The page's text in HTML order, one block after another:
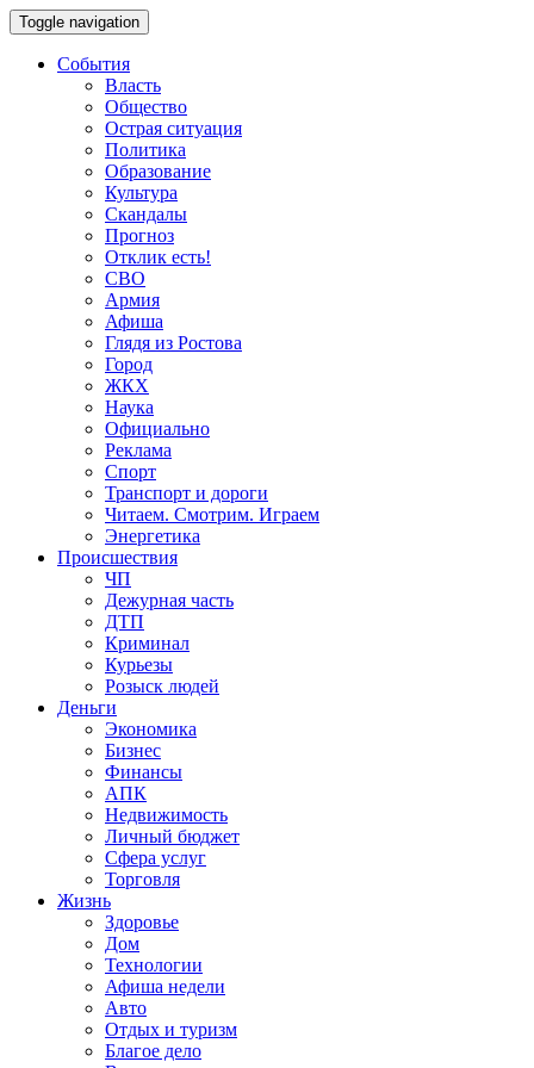
Toggle navigation
События
Власть
Общество
Острая ситуация
Политика
Образование
Культура
Скандалы
Прогноз
Отклик есть!
СВО
Армия
Афиша
Глядя из Ростова
Город
ЖКХ
Наука
Официально
Реклама
Спорт
Транспорт и дороги
Читаем. Смотрим. Играем
Энергетика
Происшествия
ЧП
Дежурная часть
ДТП
Криминал
Курьезы
Розыск людей
Деньги
Экономика
Бизнес
Финансы
АПК
Недвижимость
Личный бюджет
Сфера услуг
Торговля
Жизнь
Здоровье
Дом
Технологии
Афиша недели
Авто
Отдых и туризм
Благое дело